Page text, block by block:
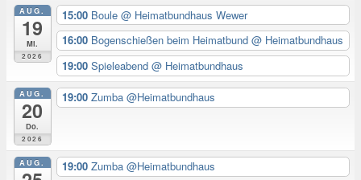
AUG.
19
Mi.
2026
15:00 Boule @ Heimatbundhaus Wewer
16:00 Bogenschießen beim Heimatbund @ Heimatbundhaus
19:00 Spieleabend @ Heimatbundhaus
AUG.
20
Do.
2026
19:00 Zumba @Heimatbundhaus
AUG. 19:00 Zumba @Heimatbundhaus